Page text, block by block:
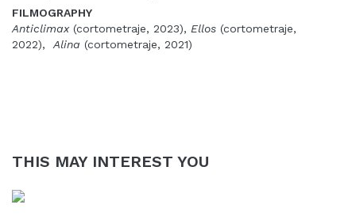
FILMOGRAPHY
Anticlimax(cortometraje, 2023), Ellos (cortometraje,
2022), Alina (cortometraje, 2021)
THIS MAY INTEREST YOU